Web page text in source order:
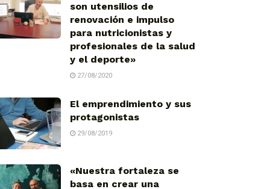
son utensilios de
renovación e impulso
para nutricionistas y
profesionales de la salud
y el deporte»
27/08/2020
El emprendimiento y sus
protagonistas
29/08/2019
«Nuestra fortaleza se
basa en crear una